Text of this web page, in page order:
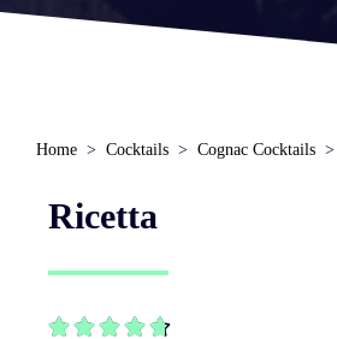
Home Cocktails Cognac Cocktails
Ricetta
